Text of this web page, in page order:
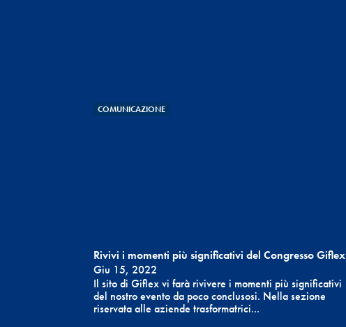
COMUNICAZIONE
Rivivi i momenti più significativi del Congresso Giflex
Giu 15, 2022
Il sito di Giflex vi farà rivivere i momenti più significativi
del nostro evento da poco conclusosi. Nella sezione
riservata alle aziende trasformatrici...